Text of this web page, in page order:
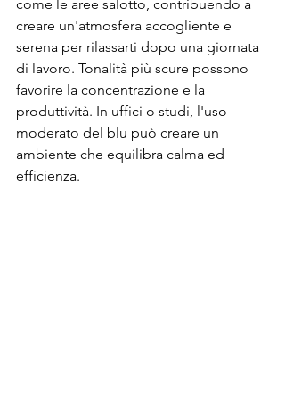
come le aree salotto, contribuendo a
creare un'atmosfera accogliente e
serena per rilassarti dopo una giornata
di lavoro. Tonalità più scure possono
favorire la concentrazione e la
produttività. In uffici o studi, l'uso
moderato del blu può creare un
ambiente che equilibra calma ed
efficienza.